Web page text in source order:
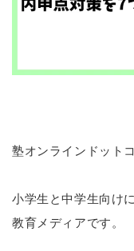
塾オンラインドット
小学生と中学生向け
教育メディアです。